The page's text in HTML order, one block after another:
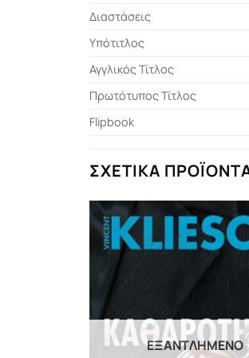
Διαστάσεις
Υπότιτλος
Αγγλικός Τίτλος
Πρωτότυπος Τίτλος
Flipbook
ΣΧΕΤΙΚΆ
ΕΞΑΝΤΛΗΜΈΝΟ